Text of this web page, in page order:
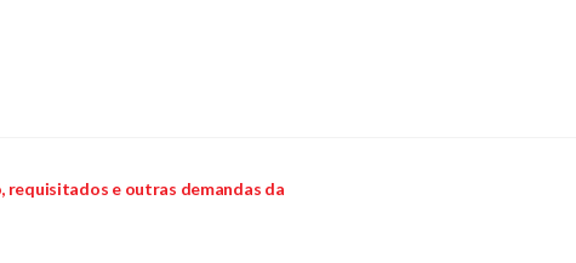
requisitados e outras demandas da